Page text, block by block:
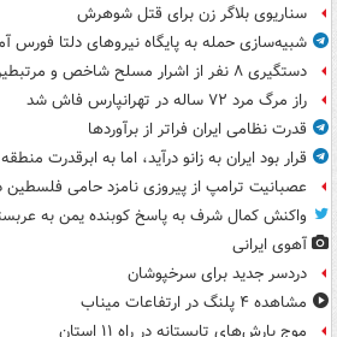
سناریوی بلاگر زن برای قتل شوهرش
شبیه‌سازی حمله به پایگاه نیروهای دلتا فورس
دستگیری ۸ نفر از اشرار مسلح شاخص و مرتبطین گروهک های تروریستی
راز مرگ مرد ۷۲ ساله در تهرانپارس فاش شد
قدرت نظامی ایران فراتر از برآوردها
قرار بود ایران به زانو درآید، اما به ابرقدرت
عصبانیت ترامپ از پیروزی نامزد حامی فلسطین
واکنش کمال شرف به پاسخ کوبنده یمن به
آهوی ایرانی
دردسر جدید برای سرخپوشان
مشاهده ۴ پلنگ در ارتفاعات میناب
موج بارش‌های تابستانه در راه ۱۱ استان